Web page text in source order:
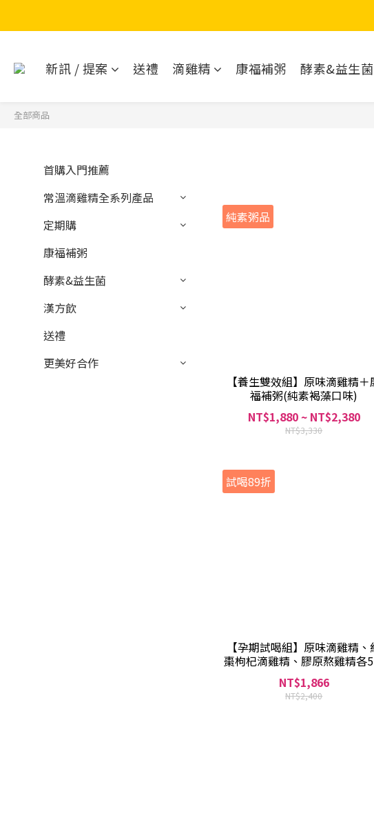
新訊 / 提案 送禮 滴雞精 康福補粥 酵素&益生菌
全部商品
首購入門推薦
常溫滴雞精全系列產品
定期購
康福補粥
酵素&益生菌
漢方飲
送禮
更美好合作
純素粥品
【養生雙效組】原味滴雞精＋
福補粥(純素褐藻口味)
NT$1,880 ~ NT$2,380
NT$3,330
試喝89折
【孕期試喝組】原味滴雞精、
棗枸杞滴雞精、膠原熬雞精各
(共15包)
NT$1,866
NT$2,400